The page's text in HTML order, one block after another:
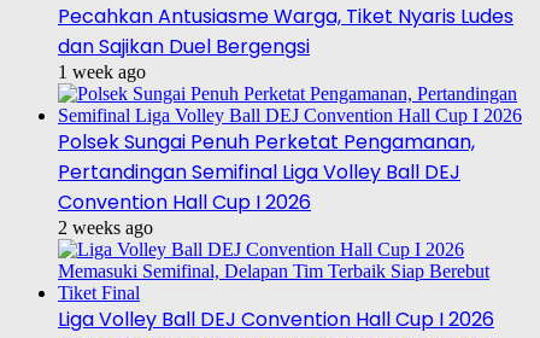
Pecahkan Antusiasme Warga, Tiket Nyaris Ludes
dan Sajikan Duel Bergengsi
1 week ago
Polsek Sungai Penuh Perketat Pengamanan,
Pertandingan Semifinal Liga Volley Ball DEJ
Convention Hall Cup I 2026
2 weeks ago
Liga Volley Ball DEJ Convention Hall Cup I 2026